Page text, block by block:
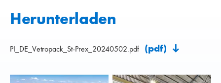
Herunterladen
PI_DE_Vetropack_St-Prex_20240502.pdf (pdf)